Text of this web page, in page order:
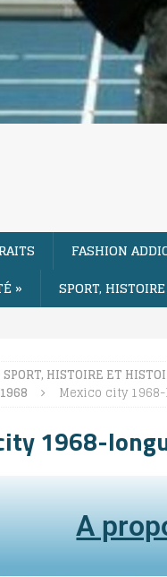
FASHION
»
SPORT,
SPORT, HISTOIRE ET
Mexico city
1968-
A